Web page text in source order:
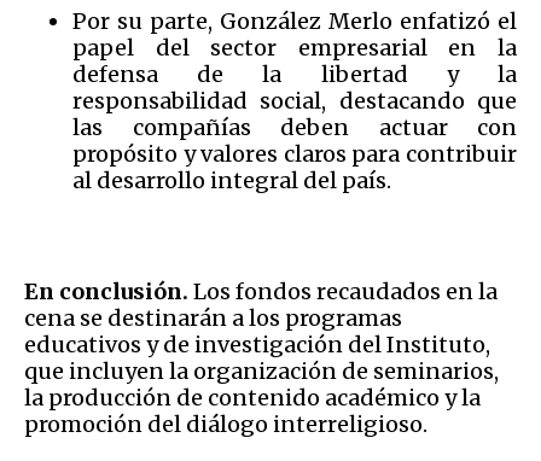
Por su parte, González Merlo enfatizó el
papel del sector empresarial en la
defensa de la libertad y la
responsabilidad social, destacando que
las compañías deben actuar con
propósito y valores claros para contribuir
al desarrollo integral del país.
En conclusión. Los fondos recaudados en la
cena se destinarán a los programas
educativos y de investigación del Instituto,
que incluyen la organización de seminarios,
la producción de contenido académico y la
promoción del diálogo interreligioso.